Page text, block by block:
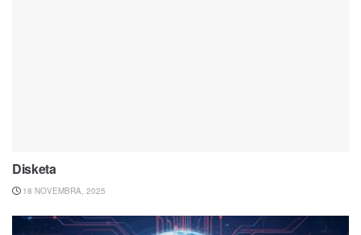
Disketa
18 NOVEMBRA, 2025